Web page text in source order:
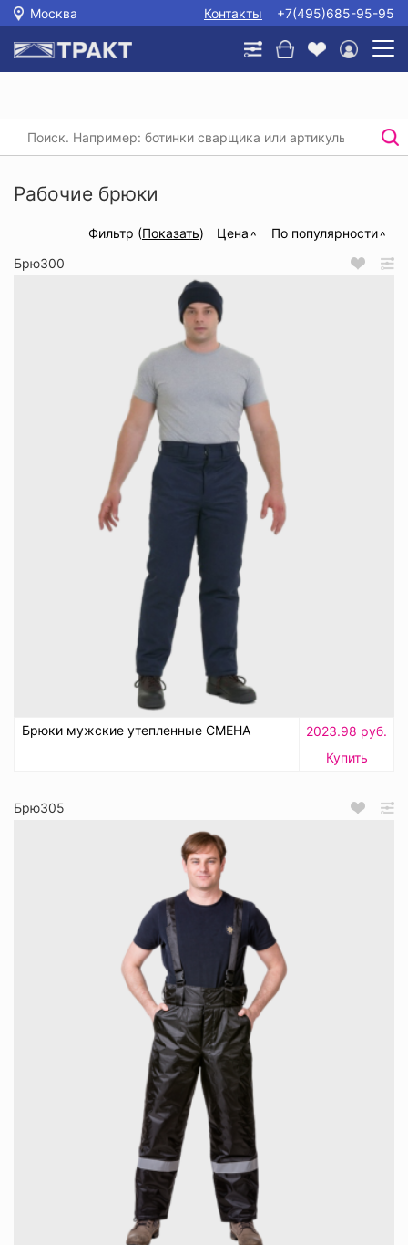
Москва Контакты +7(495)685-95-95
Главная / /
Рабочие брюки и полукомбинезоны
Рабочие брюки
Фильтр (Показать) Цена
По популярности
Брю300
Брюки мужские утепленные СМЕНА
2023.98 руб.
Купить
Брю305